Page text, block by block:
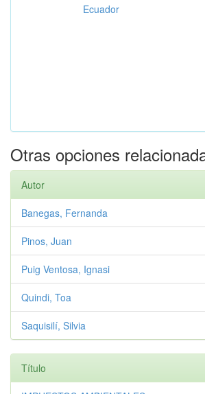
Ecuador
Otras opciones
Autor
Banegas, Fernanda
Pinos, Juan
Puig Ventosa, Ignasi
Quindi, Toa
Saquisilí, Silvia
Título